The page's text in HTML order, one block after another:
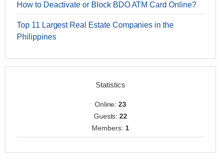
How to Deactivate or Block BDO ATM Card Online?
Top 11 Largest Real Estate Companies in the
Philippines
Statistics
Online:23
Guests:22
Members: 1